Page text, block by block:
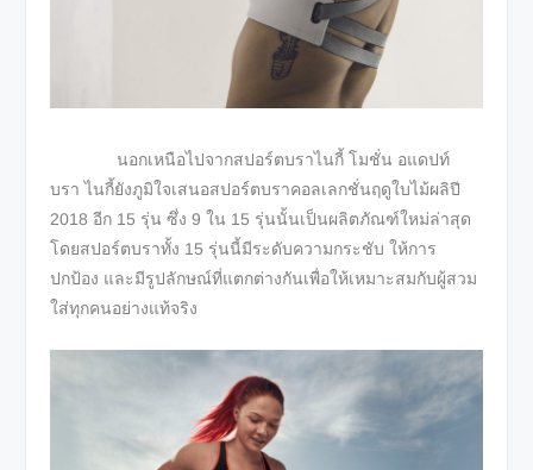
นอกเหนือไปจากสปอร์ตบราไนกี้ โมชั่น อแดปท์
บรา ไนกี้ยังภูมิใจเสนอสปอร์ตบราคอลเลกชั่นฤดูใบไม้ผลิปี
2018 อีก 15 รุ่น ซึ่ง 9 ใน 15 รุ่นนั้นเป็นผลิตภัณฑ์ใหม่ล่าสุด
โดยสปอร์ตบราทั้ง 15 รุ่นนี้มีระดับความกระชับ ให้การ
ปกป้อง และมีรูปลักษณ์ที่แตกต่างกันเพื่อให้เหมาะสมกับผู้สวม
ใส่ทุกคนอย่างแท้จริง